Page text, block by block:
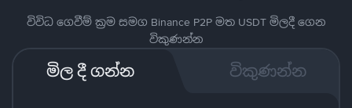
විවිධ ගෙවීම් ක්‍රම සමග Binance P2P මත USDT මිලදී ගෙන
විකුණන්න
මිල දී ගන්න විකුණන්න